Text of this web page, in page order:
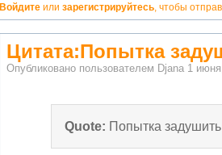
Войдите или зарегистрируйтесь, чтобы
Цитата:Попытка
Опубликовано пользователем Djana 1
Quote: Попытка